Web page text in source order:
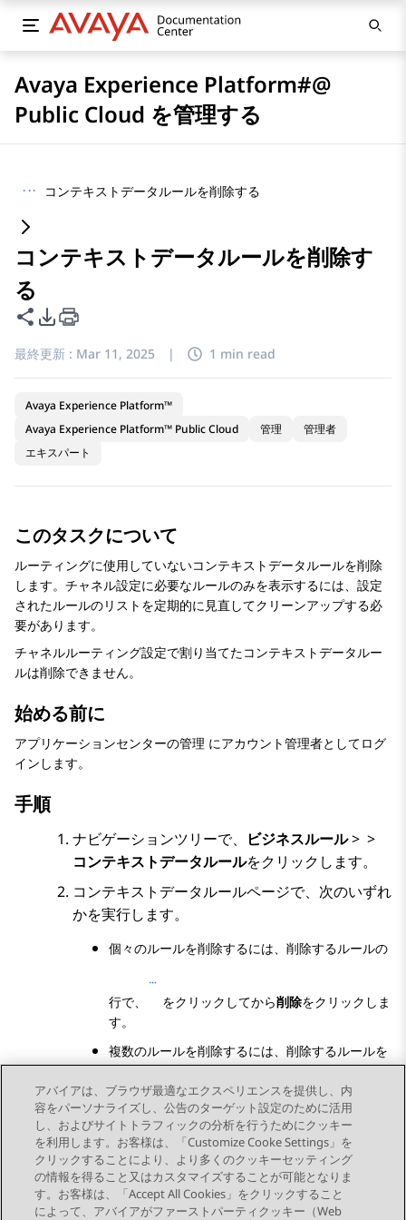
Avaya Experience Platform#@
Public Cloud を管理する
··· コンテキストデータルールを削除する
コンテキストデータルールを削除す
る
このページを共有
PDFエクスポートオプション
最終更新 : Mar 11, 2025 | 1 min read
Avaya Experience Platform™
Avaya Experience Platform™ Public Cloud
管理
管理者
エキスパート
このタスクについて
ルーティングに使用していないコンテキストデータルールを削除
します。チャネル設定に必要なルールのみを表示するには、設定
されたルールのリストを定期的に見直してクリーンアップする必
要があります。
チャネルルーティング設定で割り当てたコンテキストデータルー
ルは削除できません。
始める前に
アプリケーションセンターの管理 にアカウント管理者としてログ
インします。
手順
ナビゲーションツリーで、 ビジネスルール> >
コンテキストデータルールをクリックします。
コンテキストデータルールページで、次のいずれ
かを実行します。
個々のルールを削除するには、削除するルールの
行で、 をクリックしてから削除をクリックしま
す。
複数のルールを削除するには、削除するルールを
選択して削除をクリックします。
確認ダイアログボックスで、削除をクリックしま
す。
アバイアは、ブラウザ最適なエクスペリエンスを提供し、内
容をパーソナライズし、公告のターゲット設定のために活用
し、およびサイトトラフィックの分析を行うためにクッキー
を利用します。お客様は、「Customize Cooke Settings」を
クリックすることにより、より多くのクッキーセッティング
の情報を得ること又はカスタマイズすることが可能となりま
す。お客様は、「Accept All Cookies」をクリックすること
によって、アバイアがファーストパーティクッキー（Web